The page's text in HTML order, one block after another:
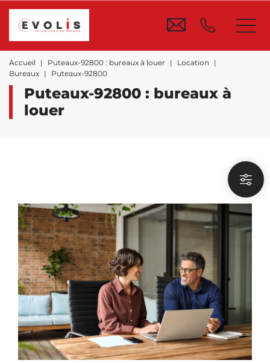
Accueil Puteaux-92800 : bureaux à louer
Location
Bureaux
Puteaux-92800
Puteaux-92800 : bureaux à
louer